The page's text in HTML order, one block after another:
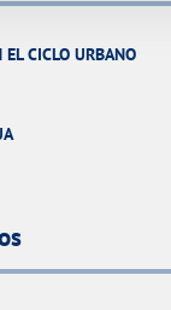
EL CICLO URBANO